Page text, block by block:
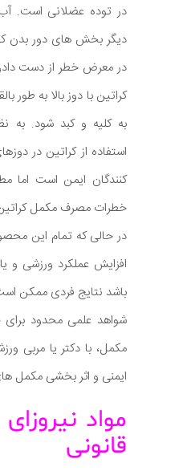
در توده عضلانی است.
دیگر بخش های دور بدن
در معرض خطر از دست
کراتین با دوز بالا به
به کلیه و کبد شود. به
استفاده از کراتین در
کنندگان ایمن است اما
خطرات مصرف مکمل
در حالی که تمام این
افزایش عملکرد ورزشی
باشد نتایج فردی ممکن
شواهد علمی محدود برای
مکمل، با دکتر یا مربی
ایمنی و اثر بخشی مکمل
مواد
قانونی